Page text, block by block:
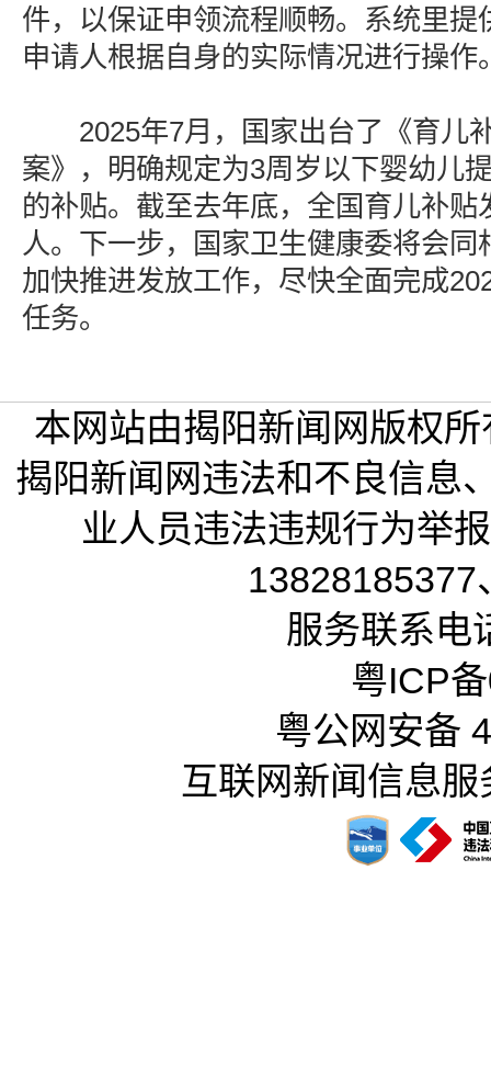
件，以保证申领流程顺畅。系统里提
申请人根据自身的实际情况进行操作
2025年7月，国家出台了《育儿
案》，明确规定为3周岁以下婴幼儿
的补贴。截至去年底，全国育儿补贴
人。下一步，国家卫生健康委将会同
加快推进发放工作，尽快全面完成
任务。
本网站由揭阳新闻网版权
揭阳新闻网违法和不良信息
业人员违法违规行为举
13828185377
服务联系电
粤ICP
粤公网安备
互联网新闻信息